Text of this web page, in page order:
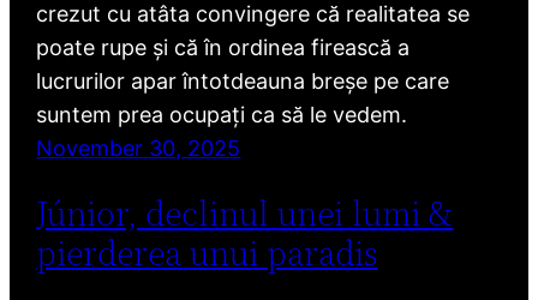
crezut cu atâta convingere că realitatea se
poate rupe și că în ordinea firească a
lucrurilor apar întotdeauna breșe pe care
suntem prea ocupați ca să le vedem.
November 30, 2025
Júnior, declinul unei lumi &
pierderea unui paradis